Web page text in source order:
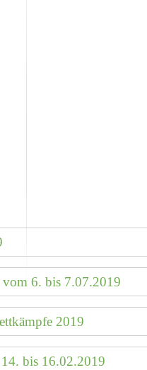
6. bis 7.07.2019
2019
bis 16.02.2019